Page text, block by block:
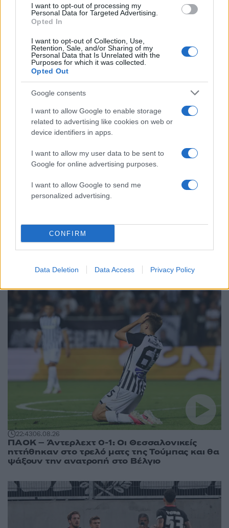
I want to opt-out of processing my
Personal Data for Targeted Advertising.
Opted In
I want to opt-out of Collection, Use,
Retention, Sale, and/or Sharing of my
Personal Data that Is Unrelated with the
Purposes for which it was collected.
Opted Out
Google consents
I want to allow Google to enable storage
related to advertising like cookies on web or
device identifiers in apps.
I want to allow my user data to be sent to
Google for online advertising purposes.
I want to allow Google to send me
personalized advertising.
CONFIRM
Data Deletion Data Access Privacy Policy
Μητσοτάκης στην υπογραφή συμφωνίας
για την ηλεκτρική διασύνδεση Ελλάδας –
Κύπρου: «Ισχυρή ψήφος εμπιστοσύνης» η
Canadair 515: Οι πρώτες εικόνες από την
κατασκευή του αεροσκάφους που θα
επιχειρεί και τη νύχτα στα μέτωπα της
φωτιάς
Αυγερινός, Μουτσάτσου και ακόμη 20
πρώην στελέχη κατά Καρυστιανού: «Δεν
αποχωρήσαμε για καρέκλες», αιχμές για
«συγκεντρωτικό μοντέλο»
Το πολωμένο μελτέμι που τροφοδότησε
ισχυρότερα επεισόδια των τελευταίων 50
χρόνων»
Κρανίου τόπος το Πόρτο Γερμενό μετά το
καταστροφικό πέρασμα της φωτιάς –
Ξεκίνησε η αυτοψία στα καμένα σπίτια
Αθλητικά:
Περισσότερα άρθρα
22:4306.08.26
ΠΑΟΚ – Άντερλεχτ 0-1: Οι Θεσσαλονικείς
ηττήθηκαν στο τρελό ματς της Τούμπας και θα
ψάξουν την ανατροπή στο Βέλγιο